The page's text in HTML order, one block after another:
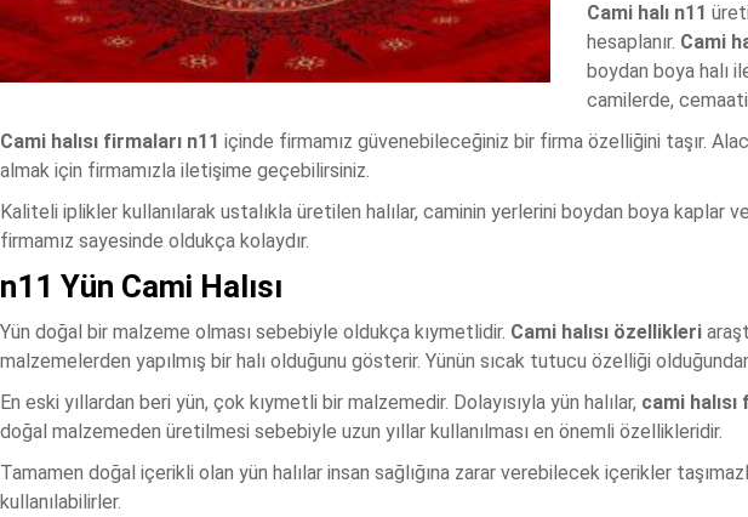
Cami halı n11
hesaplanır. Cami
boydan boya halı
camilerde,
Cami halısı firmaları n11 içinde firmamız güvenebileceğiniz bir firma özelliğini taşır.
almak için firmamızla iletişime geçebilirsiniz.
Kaliteli iplikler kullanılarak ustalıkla üretilen halılar, caminin yerlerini boydan boya kaplar
firmamız sayesinde oldukça kolaydır.
n11 Yün Cami Halısı
Yün doğal bir malzeme olması sebebiyle oldukça kıymetlidir. Cami halısı özellikleri
malzemelerden yapılmış bir halı olduğunu gösterir. Yünün sıcak tutucu özelliği
En eski yıllardan beri yün, çok kıymetli bir malzemedir. Dolayısıyla yün halılar, cami halısı
doğal malzemeden üretilmesi sebebiyle uzun yıllar kullanılması en önemli özellikleridir.
Tamamen doğal içerikli olan yün halılar insan sağlığına zarar verebilecek içerikler
kullanılabilirler.